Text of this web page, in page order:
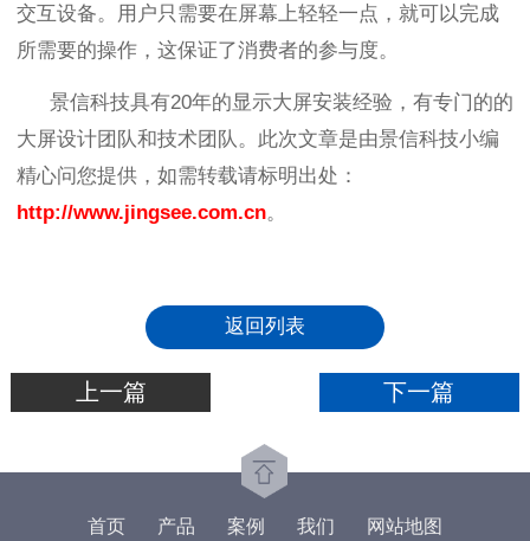
交互设备。用户只需要在屏幕上轻轻一点，就可以完成
所需要的操作，这保证了消费者的参与度。
景信科技具有20年的显示大屏安装经验，有专门的的
大屏设计团队和技术团队。此次文章是由景信科技小编
精心问您提供，如需转载请标明出处：
http://www.jingsee.com.cn。
返回列表
上一篇 下一篇
首页 产品 案例 我们 网站地图